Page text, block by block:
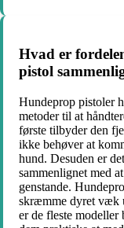
Hvad er
pistol
Hundeprop pistoler
metoder til at
første tilbyder den
ikke behøver at
hund. Desuden er
sammenlignet med
genstande.
skræmme dyret væk
er de fleste